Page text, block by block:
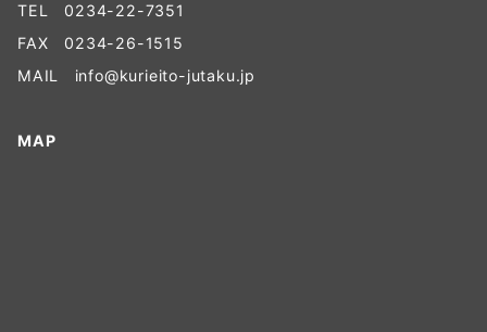
TEL 0234-22-7351
FAX 0234-26-1515
MAIL info@kurieito-jutaku.jp
MAP